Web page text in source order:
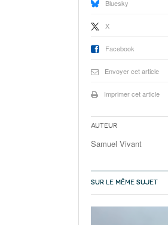
Bluesky
X
Facebook
Envoyer cet article
Imprimer cet article
Auteur
Samuel Vivant
SUR LE MÊME SUJET